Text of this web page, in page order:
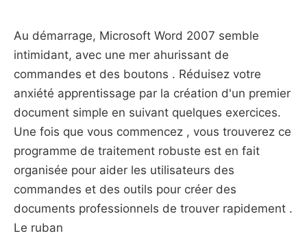
Au démarrage, Microsoft Word 2007 semble
intimidant, avec une mer ahurissant de
commandes et des boutons . Réduisez votre
anxiété apprentissage par la création d'un premier
document simple en suivant quelques exercices.
Une fois que vous commencez , vous trouverez ce
programme de traitement robuste est en fait
organisée pour aider les utilisateurs des
commandes et des outils pour créer des
documents professionnels de trouver rapidement .
Le ruban